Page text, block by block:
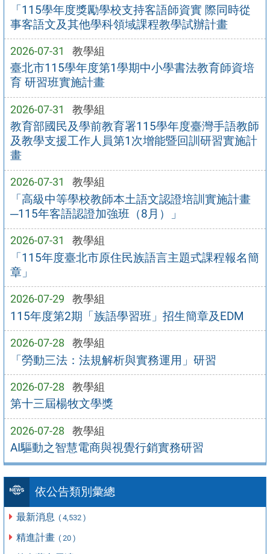
「115學年度獎勵學校支持客語師資實 際同時從
事客語文及其他學科領域課程教學試辦計畫
2026-07-31 教學組
臺北市115學年度第1學期中小學書法教育師資培
育 研習班實施計畫
2026-07-31 教學組
教育部國民及學前教育署115學年度臺灣手語教師
及教學支援工作人員第1次增能暨回訓研習實施計
畫
2026-07-31 教學組
「高級中等學校教師本土語文認證培訓實施計畫
─115年客語認證加強班（8月）」
2026-07-31 教學組
「115年度臺北市原住民族語言主題式課程報名簡
章」
2026-07-29 教學組
115年度第2期「族語學習班」招生簡章及EDM
2026-07-28 教學組
「勞動三法：法規解析與實務運用」研習
2026-07-28 教學組
第十三屆楊牧文學獎
2026-07-28 教學組
AI驅動之智慧電商與視覺行銷實務研習
依公告類別彙總
最新消息 ( 4,532 )
精進計畫 ( 20 )